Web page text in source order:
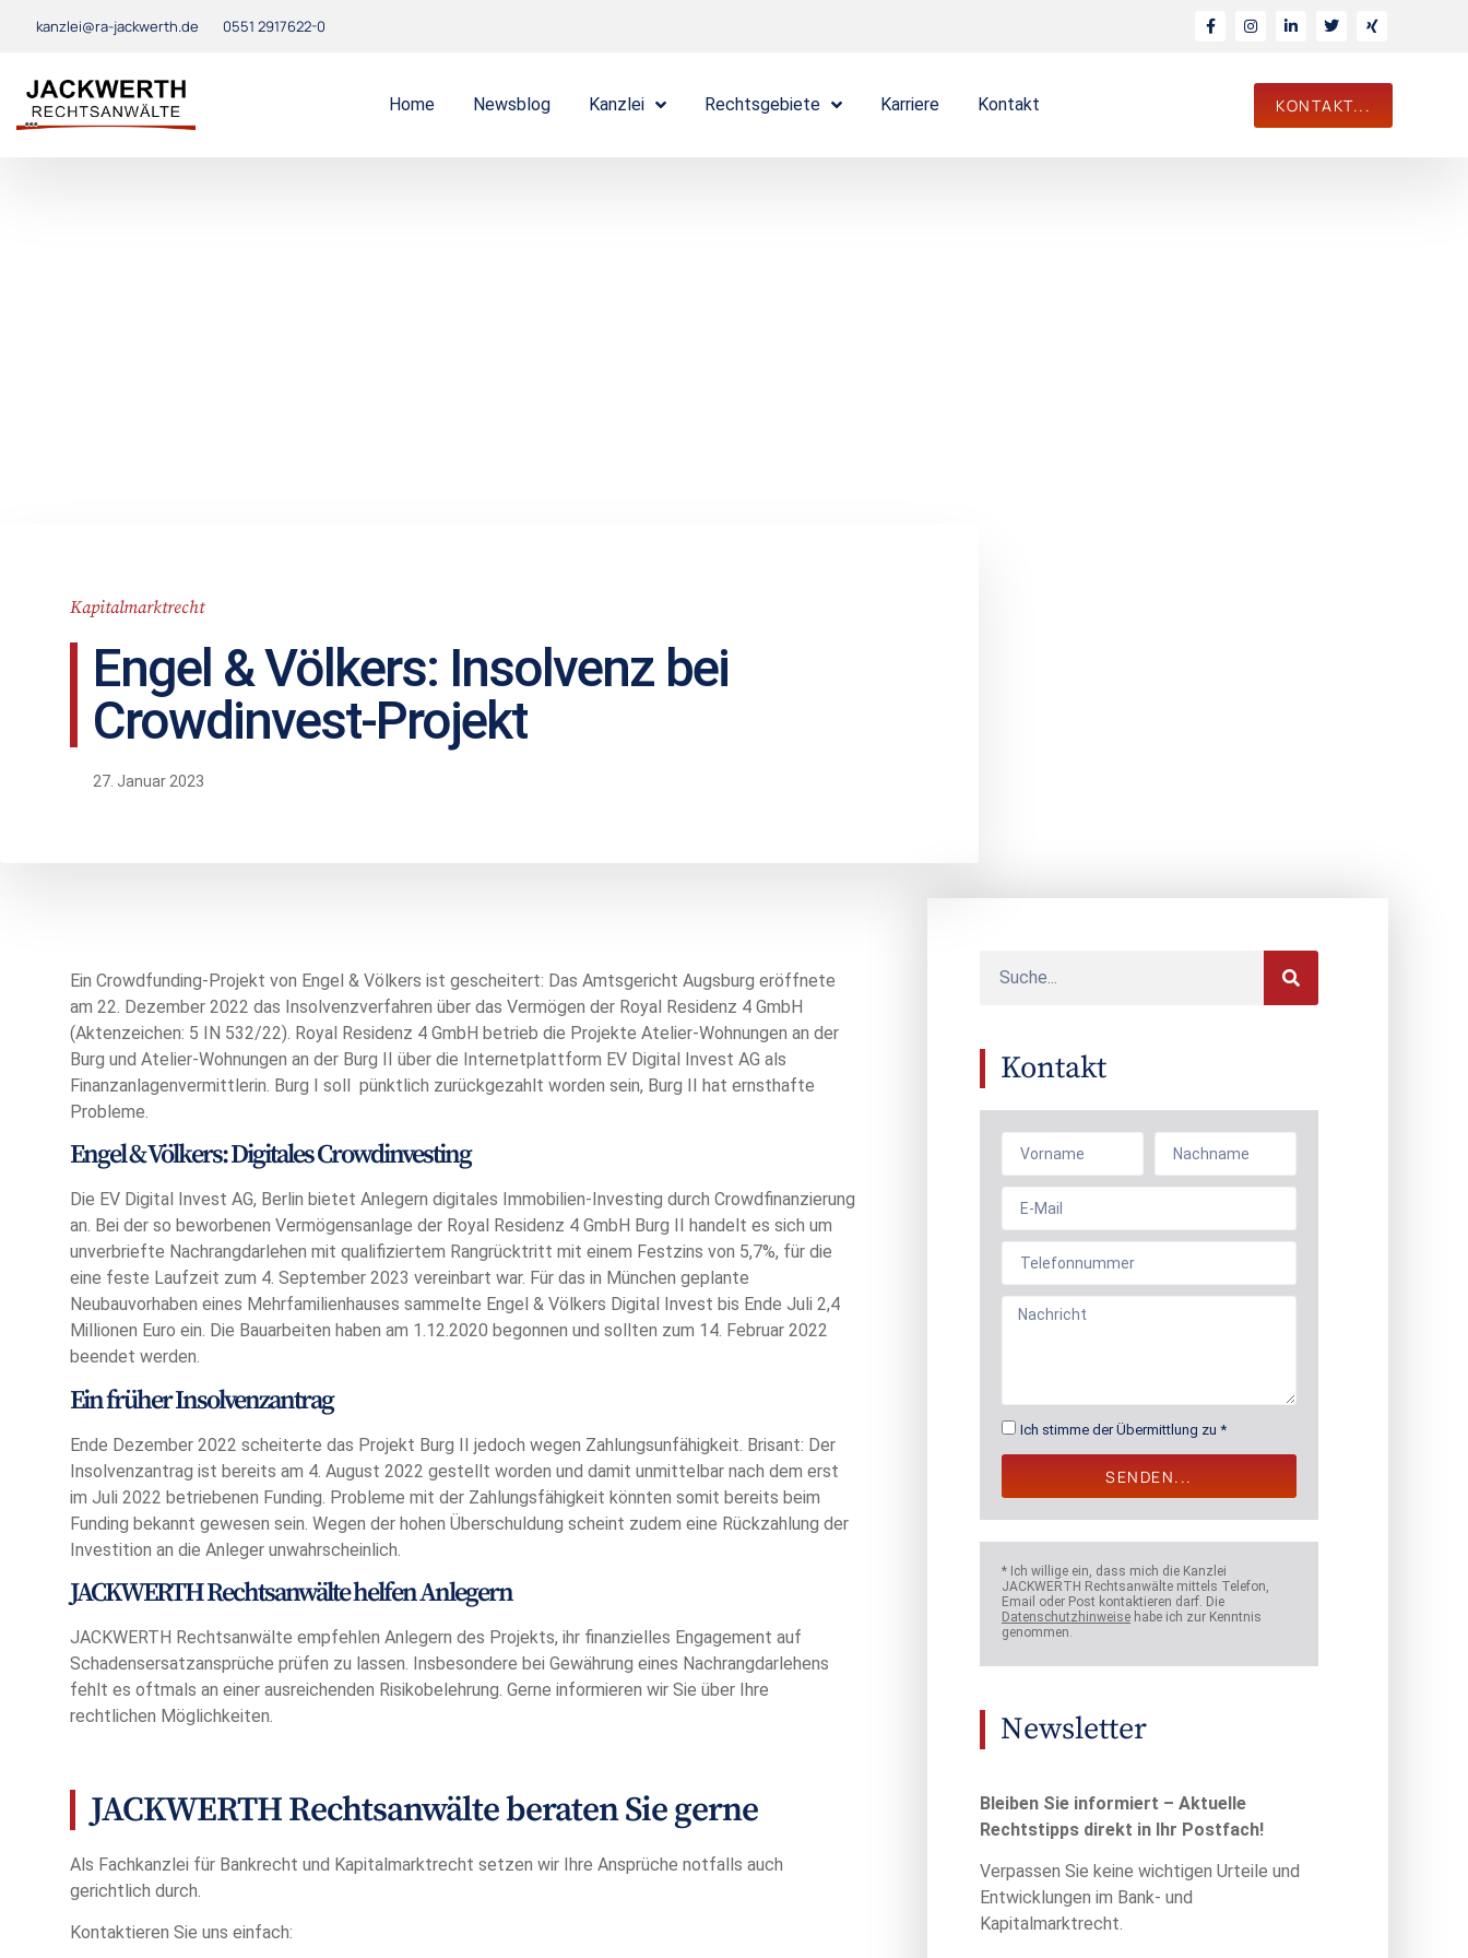
kanzlei@ra-jackwerth.de 0551 2917622-0
Home Newsblog Kanzlei Rechtsgebiete Karriere Kontakt KONTAKT...
Kapitalmarktrecht
Engel & Völkers: Insolvenz bei
Crowdinvest-Projekt
27. Januar 2023
Ein Crowdfunding-Projekt von Engel & Völkers ist gescheitert: Das Amtsgericht Augsburg eröffnete
am 22. Dezember 2022 das Insolvenzverfahren über das Vermögen der Royal Residenz 4 GmbH
(Aktenzeichen: 5 IN 532/22). Royal Residenz 4 GmbH betrieb die Projekte Atelier-Wohnungen an der
Burg und Atelier-Wohnungen an der Burg II über die Internetplattform EV Digital Invest AG als
Finanzanlagenvermittlerin. Burg I soll pünktlich zurückgezahlt worden sein, Burg II hat ernsthafte
Probleme.
Engel & Völkers: Digitales Crowdinvesting
Die EV Digital Invest AG, Berlin bietet Anlegern digitales Immobilien-Investing durch Crowdfinanzierung
an. Bei der so beworbenen Vermögensanlage der Royal Residenz 4 GmbH Burg II handelt es sich um
unverbriefte Nachrangdarlehen mit qualifiziertem Rangrücktritt mit einem Festzins von 5,7%, für die
eine feste Laufzeit zum 4. September 2023 vereinbart war. Für das in München geplante
Neubauvorhaben eines Mehrfamilienhauses sammelte Engel & Völkers Digital Invest bis Ende Juli 2,4
Millionen Euro ein. Die Bauarbeiten haben am 1.12.2020 begonnen und sollten zum 14. Februar 2022
beendet werden.
Ein früher Insolvenzantrag
Ende Dezember 2022 scheiterte das Projekt Burg II jedoch wegen Zahlungsunfähigkeit. Brisant: Der
Insolvenzantrag ist bereits am 4. August 2022 gestellt worden und damit unmittelbar nach dem erst
im Juli 2022 betriebenen Funding. Probleme mit der Zahlungsfähigkeit könnten somit bereits beim
Funding bekannt gewesen sein. Wegen der hohen Überschuldung scheint zudem eine Rückzahlung der
Investition an die Anleger unwahrscheinlich.
JACKWERTH Rechtsanwälte helfen Anlegern
JACKWERTH Rechtsanwälte empfehlen Anlegern des Projekts, ihr finanzielles Engagement auf
Schadensersatzansprüche prüfen zu lassen. Insbesondere bei Gewährung eines Nachrangdarlehens
fehlt es oftmals an einer ausreichenden Risikobelehrung. Gerne informieren wir Sie über Ihre
rechtlichen Möglichkeiten.
JACKWERTH Rechtsanwälte beraten Sie gerne
Als Fachkanzlei für Bankrecht und Kapitalmarktrecht setzen wir Ihre Ansprüche notfalls auch
gerichtlich durch.
Kontaktieren Sie uns einfach:
Kontakt
Ich stimme der Übermittlung zu *
SENDEN...
* Ich willige ein, dass mich die Kanzlei
JACKWERTH Rechtsanwälte mittels Telefon,
Email oder Post kontaktieren darf. Die
Datenschutzhinweise habe ich zur Kenntnis
genommen.
Newsletter
Bleiben Sie informiert – Aktuelle
Rechtstipps direkt in Ihr Postfach!
Verpassen Sie keine wichtigen Urteile und
Entwicklungen im Bank- und
Kapitalmarktrecht.